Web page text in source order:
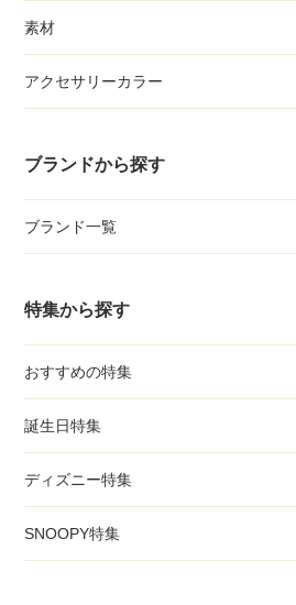
素材
アクセサリーカラー
ブランドから探す
ブランド一覧
特集から探す
おすすめの特集
誕生日特集
ディズニー特集
SNOOPY特集